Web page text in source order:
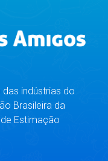
indústrias do
Brasileira da
Estimação